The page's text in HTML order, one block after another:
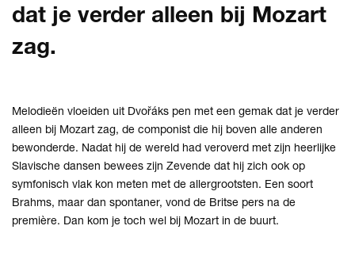
dat je verder alleen bij Mozart
zag.
Melodieën vloeiden uit Dvořáks pen met een gemak dat je verder
alleen bij Mozart zag, de componist die hij boven alle anderen
bewonderde. Nadat hij de wereld had veroverd met zijn heerlijke
Slavische dansen bewees zijn Zevende dat hij zich ook op
symfonisch vlak kon meten met de allergrootsten. Een soort
Brahms, maar dan spontaner, vond de Britse pers na de
première. Dan kom je toch wel bij Mozart in de buurt.